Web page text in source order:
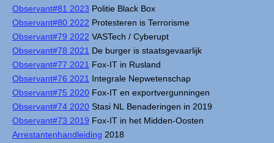
Observant#81 2023 Politie Black Box
Observant#80 2022 Protesteren is Terrorisme
Observant#79 2022 VASTech / Cyberupt
Observant#78 2021 De burger is staatsgevaarlijk
Observant#77 2021 Fox-IT in Rusland
Observant#76 2021 Integrale Nepwetenschap
Observant#75 2020 Fox-IT en exportvergunningen
Observant#74 2020 Stasi NL Benaderingen in 2019
Observant#73 2019 Fox-IT in het Midden-Oosten
Arrestantenhandleiding 2018